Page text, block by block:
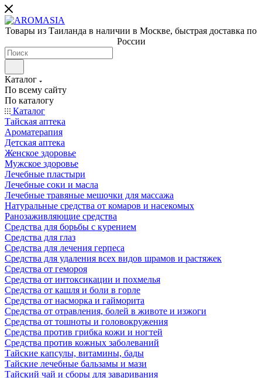
Товары из Таиланда в наличии в Москве, быстрая доставка по
России
Каталог
По всему сайту
По каталогу
Каталог
Тайская аптека
Ароматерапия
Детская аптека
Женское здоровье
Мужское здоровье
Лечебные пластыри
Лечебные соки и масла
Лечебные травяные мешочки для массажа
Натуральные средства от комаров и насекомых
Ранозаживляющие средства
Средства для борьбы с курением
Средства для глаз
Средства для лечения герпеса
Средства для удаления всех видов шрамов и растяжек
Средства от гемороя
Средства от интоксикации и похмелья
Средства от кашля и боли в горле
Средства от насморка и гайморита
Средства от отравления, болей в животе и изжоги
Средства от тошноты и головокружения
Средства против грибка кожи и ногтей
Средства против кожных заболеваний
Тайские капсулы, витамины, бады
Тайские лечебные бальзамы и мази
Тайский чай и сборы для заваривания